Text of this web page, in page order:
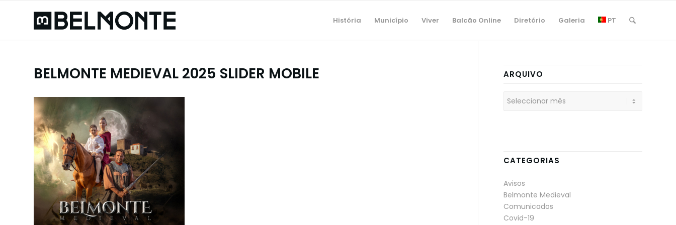
História Município Viver Balcão Online Diretório Galeria PT
BELMONTE MEDIEVAL 2025 SLIDER MOBILE ARQUIVO
CATEGORIAS
Avisos
Belmonte Medieval
Comunicados
Covid-19